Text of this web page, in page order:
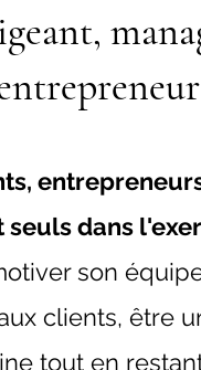
seuls dans
son
clients, être
tout en